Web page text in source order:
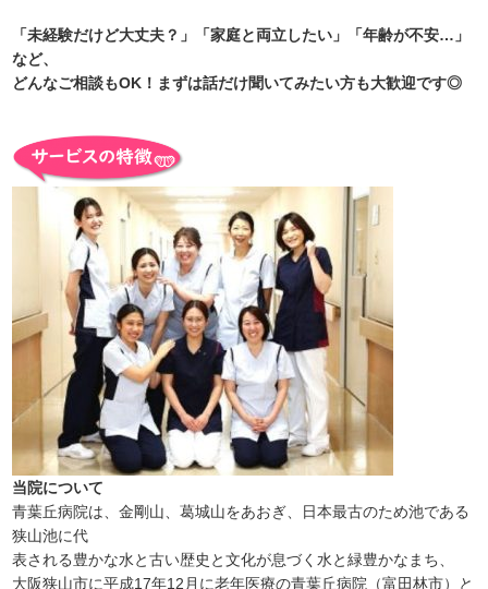
「未経験だけど大丈夫？」「家庭と両立したい」「年齢が不安…」
など、
どんなご相談もOK！まずは話だけ聞いてみたい方も大歓迎です◎
当院について
青葉丘病院は、金剛山、葛城山をあおぎ、日本最古のため池である
狭山池に代
表される豊かな水と古い歴史と文化が息づく水と緑豊かなまち、
大阪狭山市に平成17年12月に老年医療の青葉丘病院（富田林市）と